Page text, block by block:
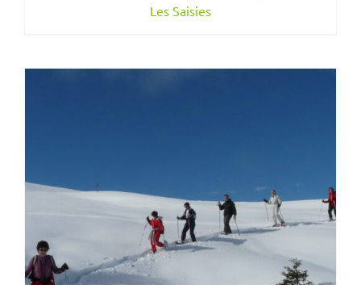
Les Saisies